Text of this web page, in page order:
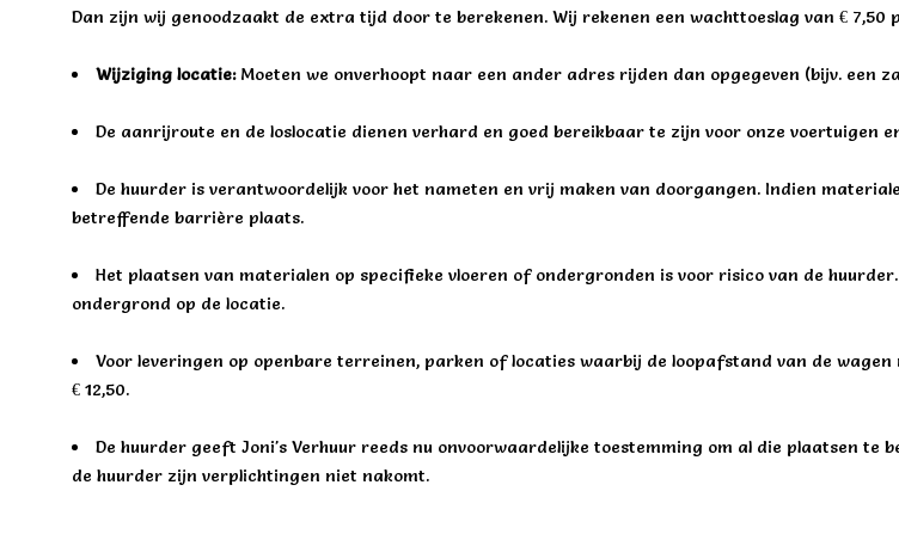
Dan zijn wij genoodzaakt de extra tijd door te berekenen. Wij rekenen een wachttoeslag van € 7,50
Wijziging locatie:Moeten we onverhoopt naar een ander adres rijden dan opgegeven (bijv. een
De aanrijroute en de loslocatie dienen verhard en goed bereikbaar te zijn voor onze voertuigen
De huurder is verantwoordelijk voor het nameten en vrij maken van doorgangen. Indien
betreffende barrière plaats.
Het plaatsen van materialen op specifieke vloeren of ondergronden is voor risico van de
ondergrond op de locatie.
Voor leveringen op openbare terreinen, parken of locaties waarbij de loopafstand van de
€ 12,50.
De huurder geeft Joni's Verhuur reeds nu onvoorwaardelijke toestemming om al die plaatsen
de huurder zijn verplichtingen niet nakomt.